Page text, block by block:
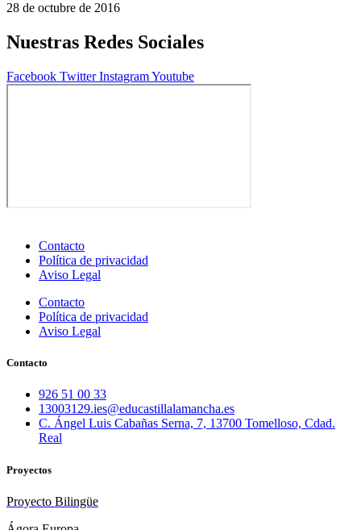
28 de octubre de 2016
Nuestras Redes Sociales
Facebook Twitter InstagramYoutube
Contacto
Política de privacidad
Aviso Legal
Contacto
Política de privacidad
Aviso Legal
Contacto
926 51 00 33
13003129.ies@educastillalamancha.es
C. Ángel Luis Cabañas Serna, 7, 13700 Tomelloso, Cdad.
Real
Proyectos
Proyecto Bilingüe